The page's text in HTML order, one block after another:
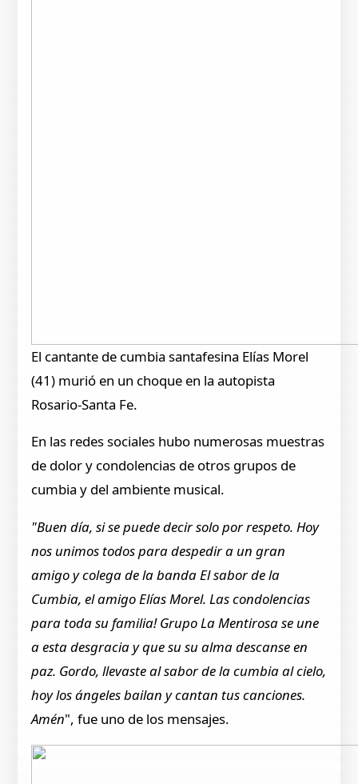
El cantante de cumbia santafesina Elías Morel
(41) murió en un choque en la autopista
Rosario-Santa Fe.
En las redes sociales hubo numerosas muestras
de dolor y condolencias de otros grupos de
cumbia y del ambiente musical.
"Buen día, si se puede decir solo por respeto. Hoy
nos unimos todos para despedir a un gran
amigo y colega de la banda El sabor de la
Cumbia, el amigo Elías Morel. Las condolencias
para toda su familia! Grupo La Mentirosa se une
a esta desgracia y que su su alma descanse en
paz. Gordo, llevaste al sabor de la cumbia al cielo,
hoy los ángeles bailan y cantan tus canciones.
Amén", fue uno de los mensajes.